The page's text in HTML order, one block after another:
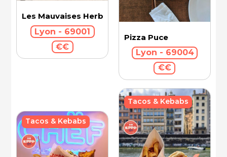
Les Mauvaises Herbes
Lyon - 69001
€€
Pizza Puce
Lyon - 69004
€€
Tacos & Kebabs
Tacos & Kebabs